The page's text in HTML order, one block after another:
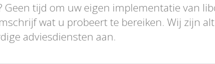
Geen tijd om uw eigen implementatie van
wat u probeert te bereiken. Wij zijn
adviesdiensten aan.